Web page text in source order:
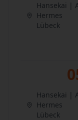
Hansekai |
Hermes
Lübeck
Hansekai |
Hermes
Lübeck